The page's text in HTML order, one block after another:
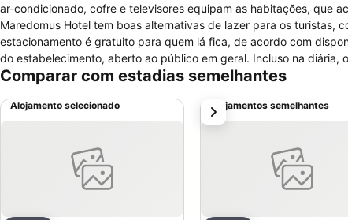
ar-condicionado, cofre e televisores equipam as habitações, que
Maredomus Hotel tem boas alternativas de lazer para os turistas,
estacionamento é gratuito para quem lá fica, de acordo com disponibilidade de vagas. Os hóspedes podem
do estabelecimento, aberto ao público em geral. Incluso na diária, o café da manhã é
Cultura Cearense estão a cerca de um quilômetro de distância e
Comparar com estadias semelhantes
Alojamento selecionado Alojamentos semelhantes
próximo